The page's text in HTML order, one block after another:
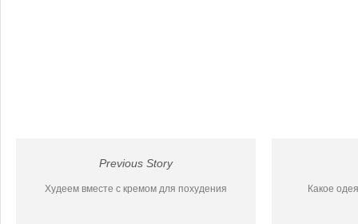
Previous Story
Худеем вместе с кремом для похудения Какое